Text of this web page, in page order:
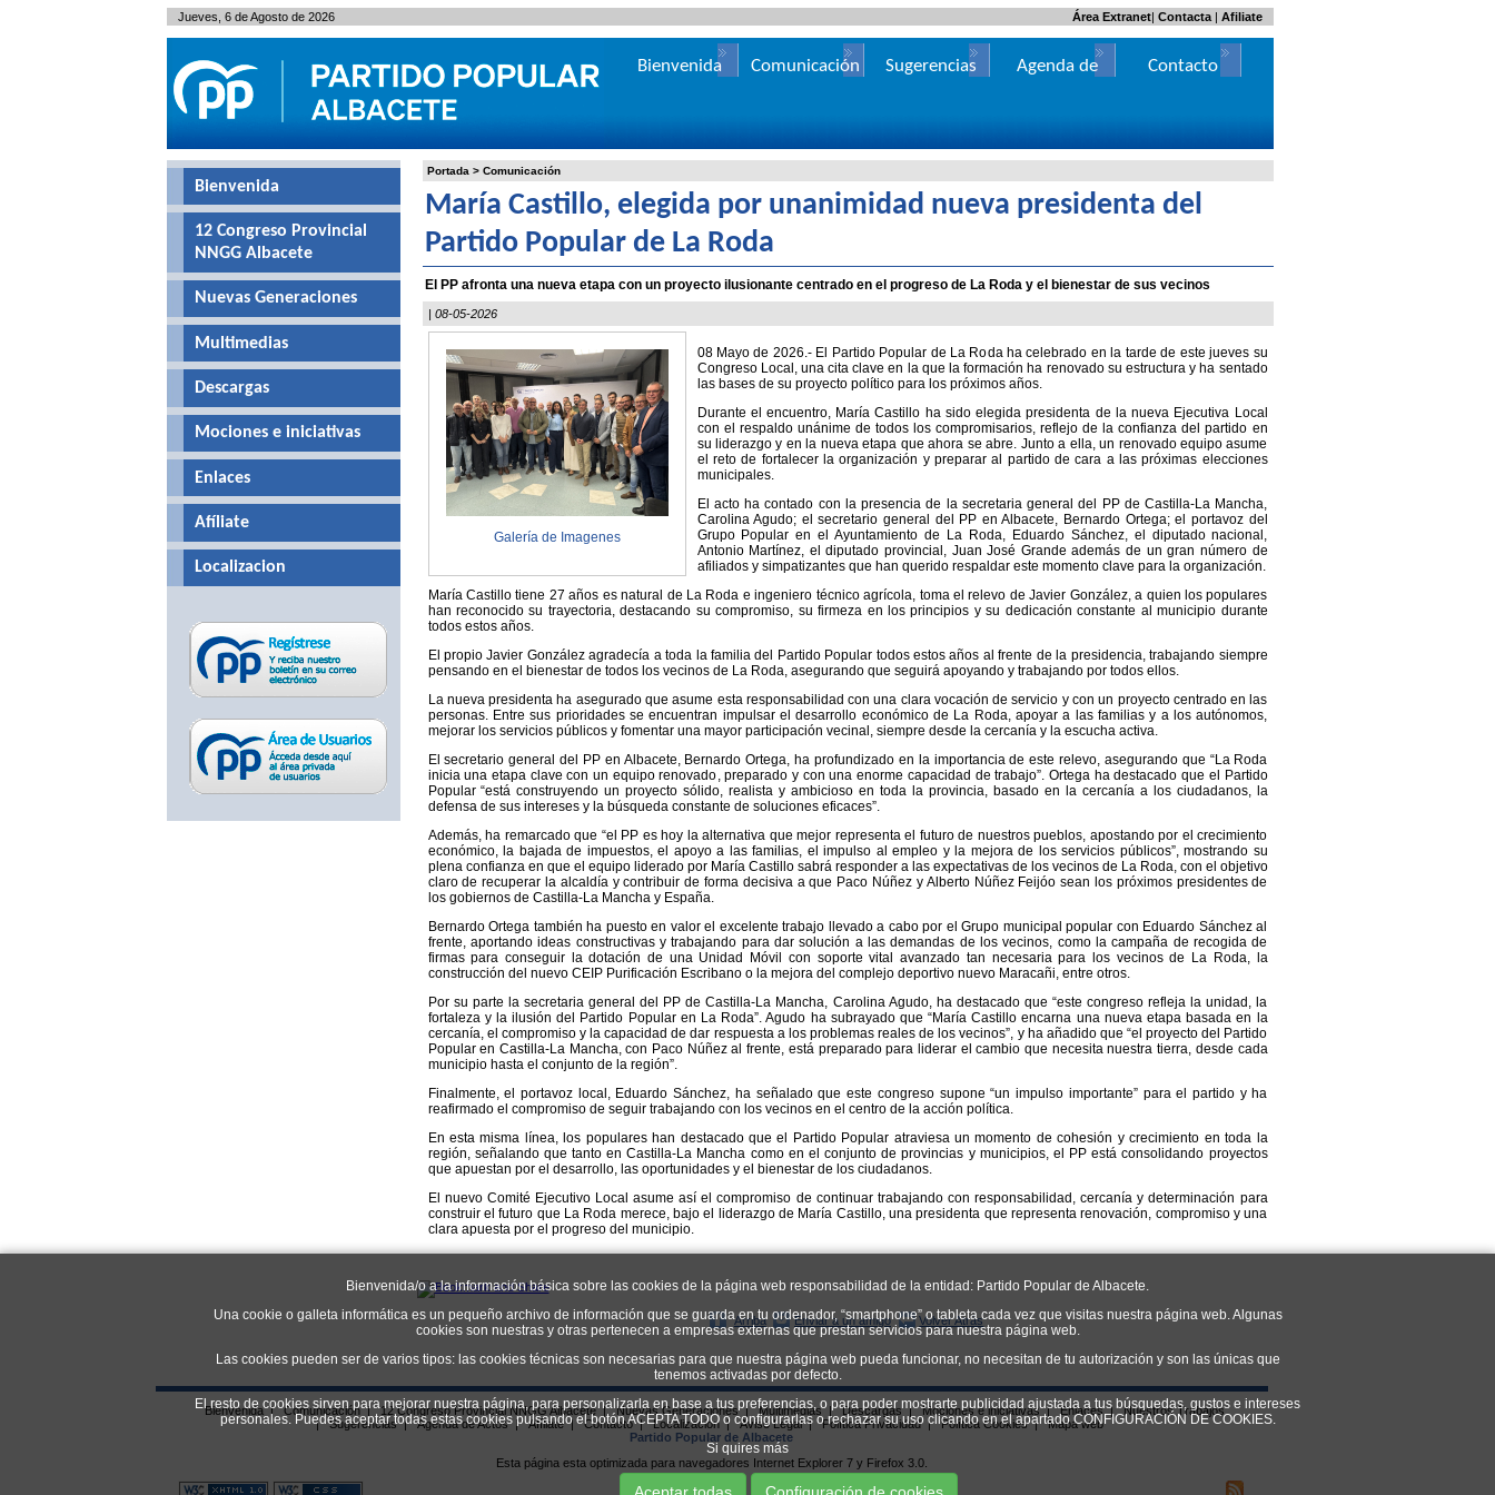
Bienvenida/o a la información básica sobre las cookies de la página web responsabilidad de la entidad: Partido Popular de Albacete.
Una cookie o galleta informática es un pequeño archivo de información que se guarda en tu ordenador, “smartphone” o tableta cada vez que visitas nuestra página web. Algunas
cookies son nuestras y otras pertenecen a empresas externas que prestan servicios para nuestra página web.
Las cookies pueden ser de varios tipos: las cookies técnicas son necesarias para que nuestra página web pueda funcionar, no necesitan de tu autorización y son las únicas que
tenemos activadas por defecto.
El resto de cookies sirven para mejorar nuestra página, para personalizarla en base a tus preferencias, o para poder mostrarte publicidad ajustada a tus búsquedas, gustos e intereses
personales. Puedes aceptar todas estas cookies pulsando el botón ACEPTA TODO o configurarlas o rechazar su uso clicando en el apartado CONFIGURACIÓN DE COOKIES.
Si quires más
Portada > Comunicación
María Castillo, elegida por unanimidad nueva presidenta del
Partido Popular de La Roda
El PP afronta una nueva etapa con un proyecto ilusionante centrado en el progreso de La Roda y el bienestar de sus vecinos
| 08-05-2026
Galería de Imagenes
08 Mayo de 2026.- El Partido Popular de La Roda ha celebrado en la tarde de este jueves su
Congreso Local, una cita clave en la que la formación ha renovado su estructura y ha sentado
las bases de su proyecto político para los próximos años.
Durante el encuentro, María Castillo ha sido elegida presidenta de la nueva Ejecutiva Local
con el respaldo unánime de todos los compromisarios, reflejo de la confianza del partido en
su liderazgo y en la nueva etapa que ahora se abre. Junto a ella, un renovado equipo asume
el reto de fortalecer la organización y preparar al partido de cara a las próximas elecciones
municipales.
El acto ha contado con la presencia de la secretaria general del PP de Castilla-La Mancha,
Carolina Agudo; el secretario general del PP en Albacete, Bernardo Ortega; el portavoz del
Grupo Popular en el Ayuntamiento de La Roda, Eduardo Sánchez, el diputado nacional,
Antonio Martínez, el diputado provincial, Juan José Grande además de un gran número de
afiliados y simpatizantes que han querido respaldar este momento clave para la organización.
María Castillo tiene 27 años es natural de La Roda e ingeniero técnico agrícola, toma el relevo de Javier González, a quien los populares
han reconocido su trayectoria, destacando su compromiso, su firmeza en los principios y su dedicación constante al municipio durante
todos estos años.
El propio Javier González agradecía a toda la familia del Partido Popular todos estos años al frente de la presidencia, trabajando siempre
pensando en el bienestar de todos los vecinos de La Roda, asegurando que seguirá apoyando y trabajando por todos ellos.
La nueva presidenta ha asegurado que asume esta responsabilidad con una clara vocación de servicio y con un proyecto centrado en las
personas. Entre sus prioridades se encuentran impulsar el desarrollo económico de La Roda, apoyar a las familias y a los autónomos,
mejorar los servicios públicos y fomentar una mayor participación vecinal, siempre desde la cercanía y la escucha activa.
El secretario general del PP en Albacete, Bernardo Ortega, ha profundizado en la importancia de este relevo, asegurando que “La Roda
inicia una etapa clave con un equipo renovado, preparado y con una enorme capacidad de trabajo”. Ortega ha destacado que el Partido
Popular “está construyendo un proyecto sólido, realista y ambicioso en toda la provincia, basado en la cercanía a los ciudadanos, la
defensa de sus intereses y la búsqueda constante de soluciones eficaces”.
Además, ha remarcado que “el PP es hoy la alternativa que mejor representa el futuro de nuestros pueblos, apostando por el crecimiento
económico, la bajada de impuestos, el apoyo a las familias, el impulso al empleo y la mejora de los servicios públicos”, mostrando su
plena confianza en que el equipo liderado por María Castillo sabrá responder a las expectativas de los vecinos de La Roda, con el objetivo
claro de recuperar la alcaldía y contribuir de forma decisiva a que Paco Núñez y Alberto Núñez Feijóo sean los próximos presidentes de
los gobiernos de Castilla-La Mancha y España.
Bernardo Ortega también ha puesto en valor el excelente trabajo llevado a cabo por el Grupo municipal popular con Eduardo Sánchez al
frente, aportando ideas constructivas y trabajando para dar solución a las demandas de los vecinos, como la campaña de recogida de
firmas para conseguir la dotación de una Unidad Móvil con soporte vital avanzado tan necesaria para los vecinos de La Roda, la
construcción del nuevo CEIP Purificación Escribano o la mejora del complejo deportivo nuevo Maracañi, entre otros.
Por su parte la secretaria general del PP de Castilla-La Mancha, Carolina Agudo, ha destacado que “este congreso refleja la unidad, la
fortaleza y la ilusión del Partido Popular en La Roda”. Agudo ha subrayado que “María Castillo encarna una nueva etapa basada en la
cercanía, el compromiso y la capacidad de dar respuesta a los problemas reales de los vecinos”, y ha añadido que “el proyecto del Partido
Popular en Castilla-La Mancha, con Paco Núñez al frente, está preparado para liderar el cambio que necesita nuestra tierra, desde cada
municipio hasta el conjunto de la región”.
Finalmente, el portavoz local, Eduardo Sánchez, ha señalado que este congreso supone “un impulso importante” para el partido y ha
reafirmado el compromiso de seguir trabajando con los vecinos en el centro de la acción política.
En esta misma línea, los populares han destacado que el Partido Popular atraviesa un momento de cohesión y crecimiento en toda la
región, señalando que tanto en Castilla-La Mancha como en el conjunto de provincias y municipios, el PP está consolidando proyectos
que apuestan por el desarrollo, las oportunidades y el bienestar de los ciudadanos.
El nuevo Comité Ejecutivo Local asume así el compromiso de continuar trabajando con responsabilidad, cercanía y determinación para
construir el futuro que La Roda merece, bajo el liderazgo de María Castillo, una presidenta que representa renovación, compromiso y una
clara apuesta por el progreso del municipio.
Arriba Enviar a un amigo Volver Atrás
Bienvenida
12 Congreso Provincial
NNGG Albacete
Nuevas Generaciones
Multimedias
Descargas
Mociones e iniciativas
Enlaces
Afíliate
Localizacion
Jueves, 6 de Agosto de 2026 | Contacta| Afiliate
Área Extranet
Bienvenida Comunicación Sugerencias
Agenda de
Contacto
Bienvenida | Comunicación | 12 Congreso Provincial NNGG Albacete | Nuevas Generaciones | Multimedias | Descargas | Mociones e iniciativas | Enlaces |
Nuestros Trabajos
|
Sugerencias | Agenda de Actos | Afíliate | Contacto | Localizacion | Aviso Legal | Política Privacidad | Política Cookies |
Mapa web
Partido Popular de Albacete
Esta página esta optimizada para navegadores Internet Explorer 7 y Firefox 3.0.